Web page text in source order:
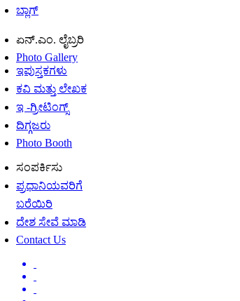
ಬ್ಲಾಗ್
ಏನ್.ಎಂ. ಲೈಬ್ರರಿ
Photo Gallery
ಇಪುಸ್ತಕಗಳು
ಕವಿ ಮತ್ತು ಲೇಖಕ
ಇ -ಗ್ರೀಟಿಂಗ್ಸ್
ದಿಗ್ಗಜರು
Photo Booth
ಸಂಪರ್ಕಿಸು
ಪ್ರಧಾನಿಯವರಿಗೆ
ಬರೆಯಿರಿ
ದೇಶ ಸೇವೆ ಮಾಡಿ
Contact Us